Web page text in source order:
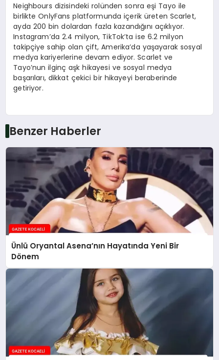
Neighbours dizisindeki rolünden sonra eşi Tayo ile
birlikte OnlyFans platformunda içerik üreten Scarlet,
ayda 200 bin dolardan fazla kazandığını açıklıyor.
Instagram’da 2.4 milyon, TikTok’ta ise 6.2 milyon
takipçiye sahip olan çift, Amerika’da yaşayarak sosyal
medya kariyerlerine devam ediyor. Scarlet ve
Tayo’nun ilginç aşk hikayesi ve sosyal medya
başarıları, dikkat çekici bir hikayeyi beraberinde
getiriyor.
Benzer Haberler
Ünlü Oryantal Asena’nın Hayatında Yeni Bir
Dönem